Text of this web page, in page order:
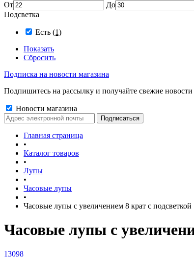
От
До
Подсветка
Есть (1)
Показать
Сбросить
Подписка на новости магазина
Подпишитесь на рассылку и получайте свежие
Новости магазина
Главная страница
•
Каталог товаров
•
Лупы
•
Часовые лупы
•
Часовые лупы с увеличением 8 крат с подсветкой
Часовые лупы с
13098